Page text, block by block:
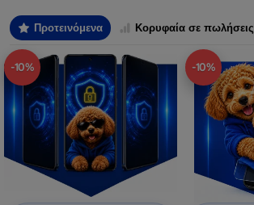
Προτεινόμενα Κορυφαία σε πωλήσεις
-10% -10%